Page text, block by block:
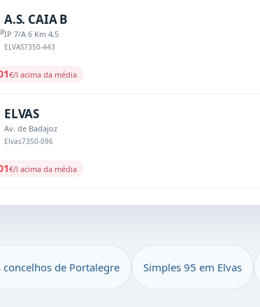
A.S. CAIA B
IP 7/A 6 Km 4,5
ELVAS7350-443
€/l acima da média
ELVAS
Av. de Badajoz
Elvas7350-096
€/l acima da média
concelhos de Portalegre Simples 95 em Elvas